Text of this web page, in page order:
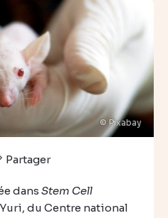
© Pixabay
Partager
dans Stem Cell
du Centre national